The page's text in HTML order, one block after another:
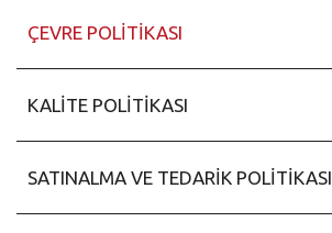
ÇEVRE POLITIKASI
KALITE POLITIKASI
SATINALMA VE TEDARIK POLITIKASI